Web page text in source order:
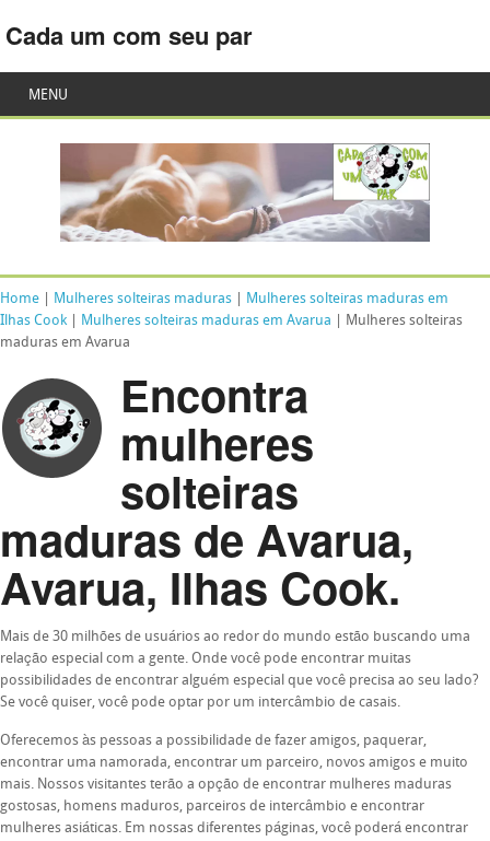
Cada um com seu par
MENU
Home Mulheres solteiras maduras
Mulheres solteiras maduras em
Ilhas Cook| Mulheres solteiras maduras em Avarua | Mulheres solteiras
maduras em Avarua
Encontra
mulheres
solteiras
maduras de Avarua,
Avarua, Ilhas Cook.
Mais de 30 milhões de usuários ao redor do mundo estão buscando uma
relação especial com a gente. Onde você pode encontrar muitas
possibilidades de encontrar alguém especial que você precisa ao seu lado?
Se você quiser, você pode optar por um intercâmbio de casais.
Oferecemos às pessoas a possibilidade de fazer amigos, paquerar,
encontrar uma namorada, encontrar um parceiro, novos amigos e muito
mais. Nossos visitantes terão a opção de encontrar mulheres maduras
gostosas, homens maduros, parceiros de intercâmbio e encontrar
mulheres asiáticas. Em nossas diferentes páginas, você poderá encontrar